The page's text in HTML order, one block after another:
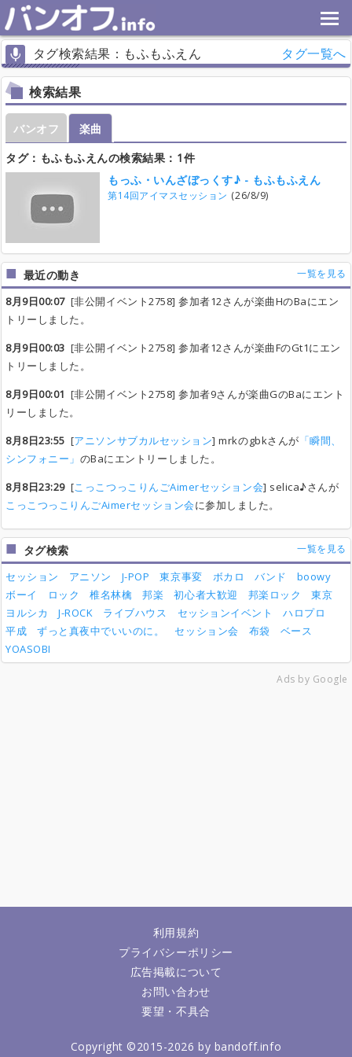
タグ検索結果：もふもふえん タグ一覧へ
検索結果
バンオフ
楽曲
タグ：もふもふえんの検索結果：1件
もっふ・いんざぼっくす♪ - もふもふえん
第14回アイマスセッション (26/8/9)
最近の動き 一覧を見る
8月9日00:07[非公開イベント2758] 参加者12さんが楽曲HのBaにエン
トリーしました。
8月9日00:03 [非公開イベント2758] 参加者12さんが楽曲FのGt1にエン
トリーしました。
8月9日00:01 [非公開イベント2758] 参加者9さんが楽曲GのBaにエント
リーしました。
8月8日23:55 [アニソンサブカルセッション] mrkのgbkさんが 「瞬間、
シンフォニー」 のBaにエントリーしました。
8月8日23:29[こっこつっこりんごAimerセッション会] selica♪さんが
こっこつっこりんごAimerセッション会に参加しました。
タグ検索 一覧を見る
セッション アニソン J-POP 東京事変 ボカロ バンド
boowy
ボーイ
ロック 椎名林檎 邦楽 初心者大歓迎 邦楽ロック
東京
ヨルシカ
J-ROCK ライブハウス セッションイベント
ハロプロ
平成
ずっと真夜中でいいのに。 セッション会 布袋
ベース
YOASOBI
Ads by Google
利用規約
プライバシーポリシー
広告掲載について
お問い合わせ
要望・不具合
Copyright ©2015-2026 by bandoff.info